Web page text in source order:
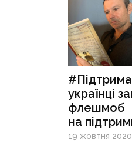
українці
флешмоб
на
про
19 жовтня 2020